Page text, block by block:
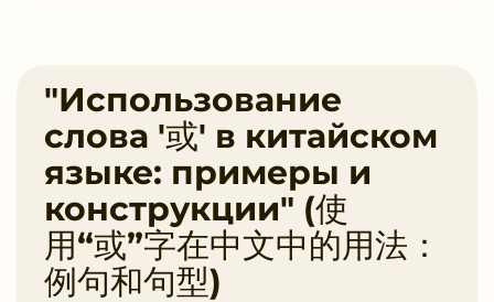
"Использование
слова '或' в китайском
языке: примеры и
конструкции" (使
用“或”字在中文中的用法：
例句和句型)